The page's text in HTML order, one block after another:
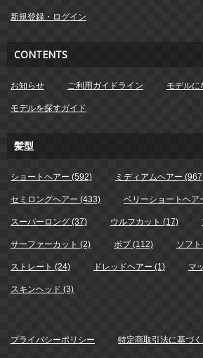
新規登録・ログイン
CONTENTS
お知らせ ご利用ガイドライン モデルに
モデルを探すガイド
髪型
ショートヘアー (592) ミディアムヘアー
セミロングヘアー (433) ベリーショートヘア
スーパーロング (37) ウルフカット (17)
サーファーカット (2) ボブ (112) ソフ
ストレート (24) ドレッドヘアー (1) マ
スキンヘッド (3)
プライバシーポリシー 特定商取引法に基づ